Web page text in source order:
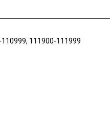
111900-111999